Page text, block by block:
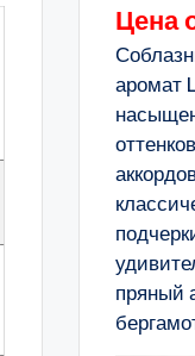
Цена
аромат
пряный